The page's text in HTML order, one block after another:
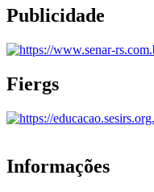
Publicidade
Fiergs
Informações